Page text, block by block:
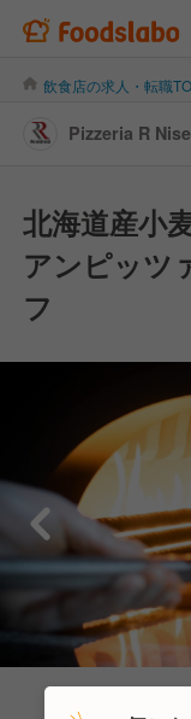
飲食店の求人・転職
Pizzeria R
北海道産小
アンピッツ
フ